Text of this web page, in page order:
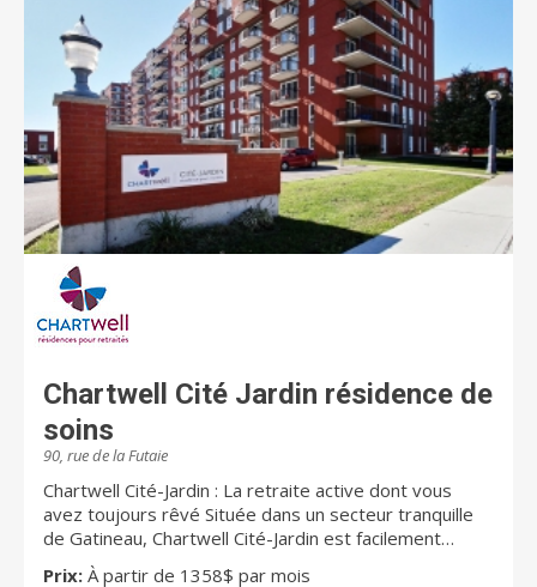
Chartwell Cité Jardin résidence de
soins
90, rue de la Futaie
Chartwell Cité-Jardin : La retraite active dont vous
avez toujours rêvé Située dans un secteur tranquille
de Gatineau, Chartwell Cité-Jardin est facilement
accessible. Vous pourrez vous déplacer de chez vous
Prix: À partir de 1358$ par mois